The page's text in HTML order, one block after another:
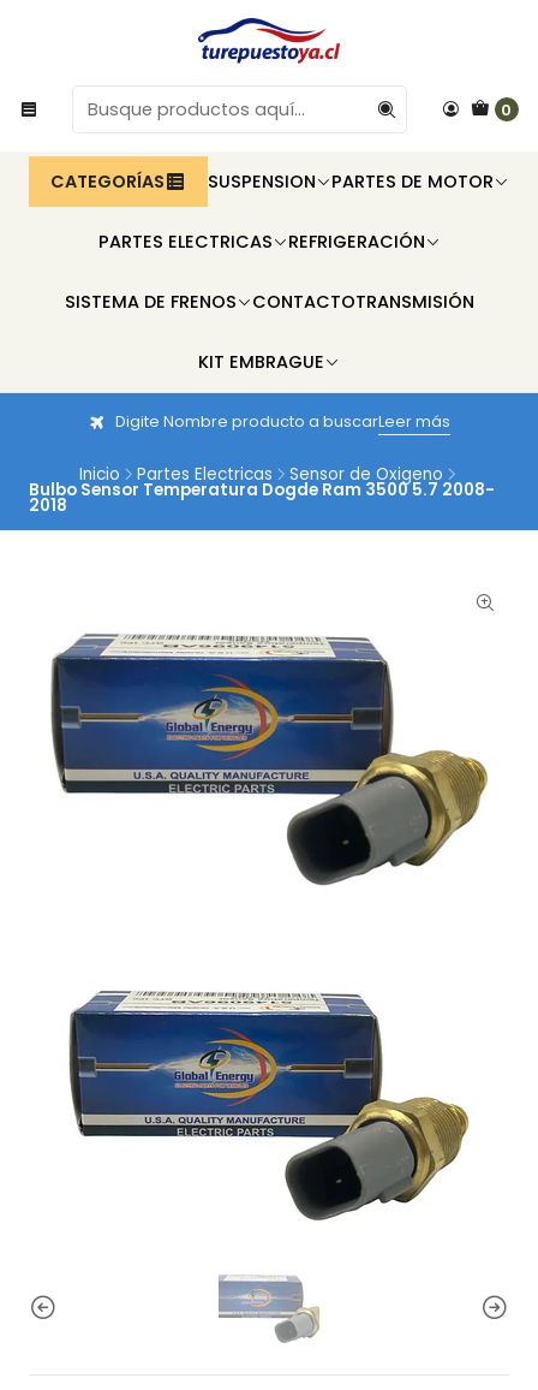
0
CATEGORÍAS SUSPENSION PARTES DE MOTOR
PARTES ELECTRICAS REFRIGERACIÓN
SISTEMA DE FRENOS CONTACTOTRANSMISIÓN
KIT EMBRAGUE
Digite Nombre producto a buscarLeer más
Inicio Partes Electricas Sensor de Oxigeno
Bulbo Sensor Temperatura Dogde Ram 3500 5.7 2008-
2018